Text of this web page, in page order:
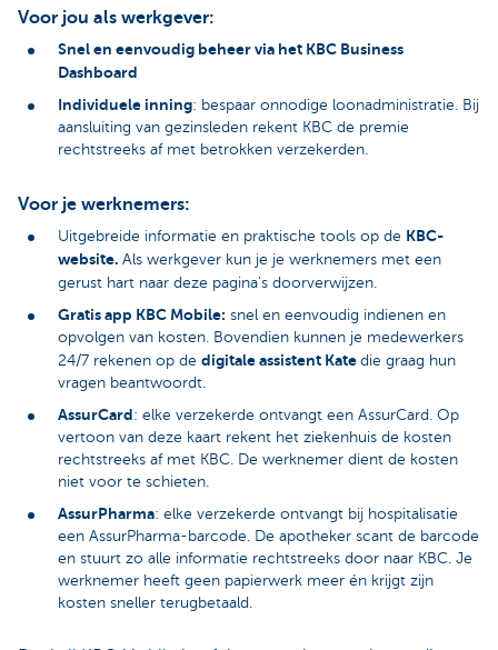
Voor jou als werkgever:
Snel en eenvoudig beheer via het KBC Business
Dashboard
Individuele inning: bespaar onnodige loonadministratie. Bij
aansluiting van gezinsleden rekent KBC de premie
rechtstreeks af met betrokken verzekerden.
Voor je werknemers:
Uitgebreide informatie en praktische tools op de KBC-
website. Als werkgever kun je je werknemers met een
gerust hart naar deze pagina's doorverwijzen.
Gratis app KBC Mobile: snel en eenvoudig indienen en
opvolgen van kosten. Bovendien kunnen je medewerkers
24/7 rekenen op de digitale assistent Kate die graag hun
vragen beantwoordt.
AssurCard: elke verzekerde ontvangt een AssurCard. Op
vertoon van deze kaart rekent het ziekenhuis de kosten
rechtstreeks af met KBC. De werknemer dient de kosten
niet voor te schieten.
AssurPharma: elke verzekerde ontvangt bij hospitalisatie
een AssurPharma-barcode. De apotheker scant de barcode
en stuurt zo alle informatie rechtstreeks door naar KBC. Je
werknemer heeft geen papierwerk meer én krijgt zijn
kosten sneller terugbetaald.